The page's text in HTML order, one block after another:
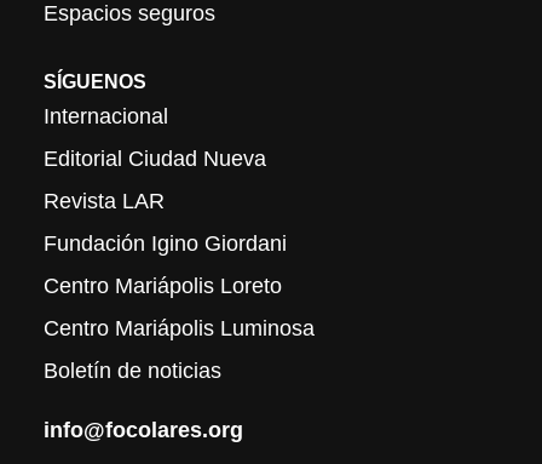
Espacios seguros
SÍGUENOS
Internacional
Editorial Ciudad Nueva
Revista LAR
Fundación Igino Giordani
Centro Mariápolis Loreto
Centro Mariápolis Luminosa
Boletín de noticias
info@focolares.org